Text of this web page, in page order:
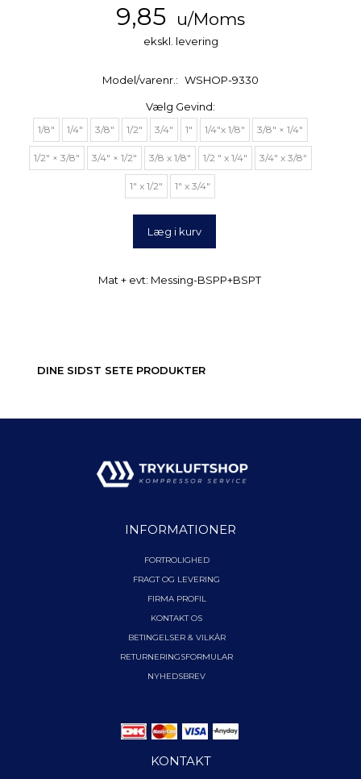
9,85 u/Moms
ekskl. levering
Model/varenr.: WSHOP-9330
Vælg Gevind:
1/8" 1/4" 3/8" 1/2" 3/4" 1" 1/4"x 1/8" 3/8" × 1/4"
1/2" × 3/8" 3/4" × 1/2" 3/8 x 1/8" 1/2 " x 1/4" 3/4" x 3/8"
1" x 1/2" 1" x 3/4"
Læg i kurv
Mat + evt: Messing-BSPP+BSPT
DINE SIDST SETE PRODUKTER
INFORMATIONER
FORTROLIGHED
FRAGT OG LEVERING
FIRMA PROFIL
KONTAKT OS
BETINGELSER & VILKÅR
RETURNERINGSFORMULAR
NYHEDSBREV
KONTAKT